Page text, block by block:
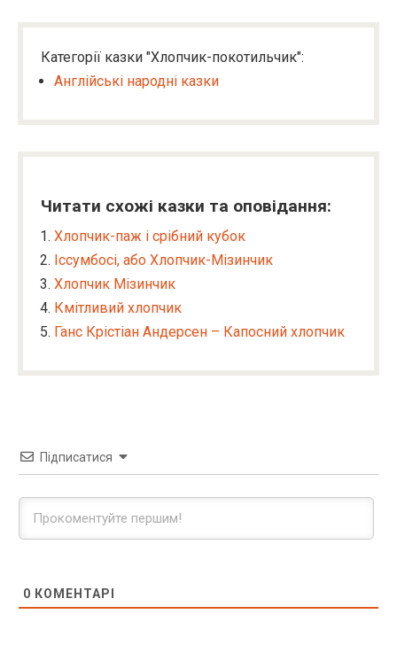
Категорії казки "Хлопчик-покотильчик":
Англійські народні казки
Читати схожі казки та оповідання:
Хлопчик-паж і срібний кубок
Іссумбосі, або Хлопчик-Мізинчик
Хлопчик Мізинчик
Кмітливий хлопчик
Ганс Крістіан Андерсен – Капосний хлопчик
Підписатися
0 КОМЕНТАРІ